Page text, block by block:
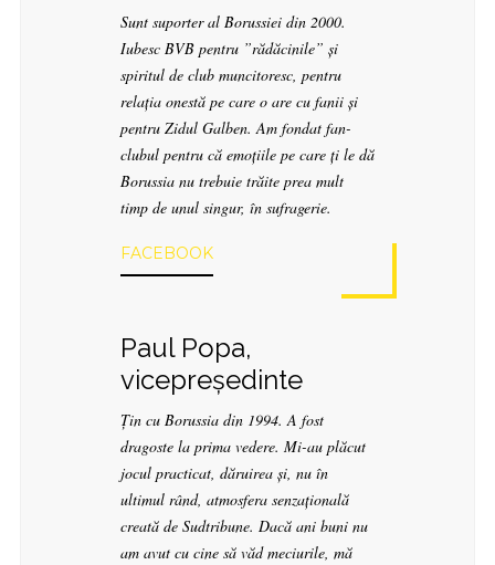
Sunt suporter al Borussiei din 2000.
Iubesc BVB pentru ”rădăcinile” și
spiritul de club muncitoresc, pentru
relația onestă pe care o are cu fanii și
pentru Zidul Galben. Am fondat fan-
clubul pentru că emoțiile pe care ți le dă
Borussia nu trebuie trăite prea mult
timp de unul singur, în sufragerie.
FACEBOOK
Paul Popa,
vicepreședinte
Țin cu Borussia din 1994. A fost
dragoste la prima vedere. Mi-au plăcut
jocul practicat, dăruirea și, nu în
ultimul rând, atmosfera senzațională
creată de Sudtribune. Dacă ani buni nu
am avut cu cine să văd meciurile, mă